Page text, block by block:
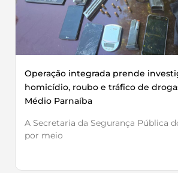
Operação integrada prende
homicídio, roubo e tráfico de
Médio Parnaíba
A Secretaria da Segurança Pública
por meio